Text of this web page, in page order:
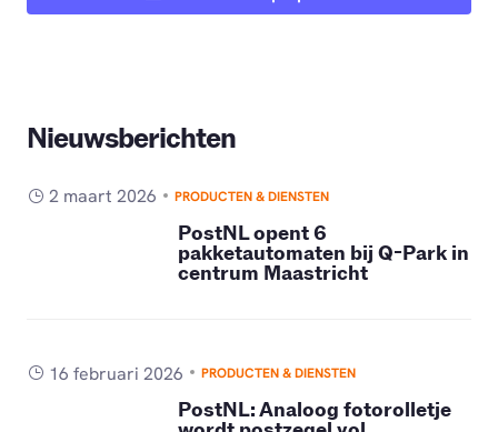
Nieuwsberichten
2 maart 2026 PRODUCTEN & DIENSTEN
PostNL opent 6
pakketautomaten bij Q-Park in
centrum Maastricht
16 februari 2026 PRODUCTEN & DIENSTEN
PostNL: Analoog fotorolletje